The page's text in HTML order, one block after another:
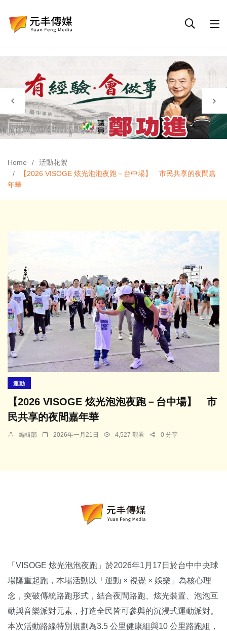
Home
活動花絮
【2026 VISOGE 炫光泡泡夜跑－台中場】 市民共享的夜間嘉
年華
運動
【2026 VISOGE 炫光泡泡夜跑－台中場】 市
民共享的夜間嘉年華
編輯部 2026年一月21日 4,527 觀看 0 分享
「VISOGE 炫光泡泡夜跑」於2026年1月17日於台中中央球
場隆重起跑，本場活動以「運動 × 視覺 × 娛樂」為核心理
念，突破傳統路跑形式，結合夜間路跑、炫光裝置、泡泡互
動與音樂派對元素，打造全民皆可參與的沉浸式運動派對。
本次活動路線特別規劃為3.5 公里健康組與10 公里路跑組，